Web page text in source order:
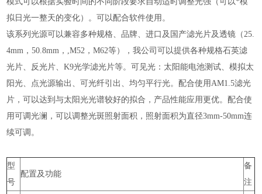
拟日光一整天的变化）。可以配合软件使用。
该系列光源可以兼容多种规格、品牌、进口及国产滤光片及透镜（25.
4mm，50.8mm，,M52，M62等），我公司可以提供各种规格石英滤
光片、反光片、K9光学滤光片等。可见光：太阳能电池测试、模拟太
阳光、点光源输出、可光纤引出、均匀平行光。配合使用AM1.5滤光
片，可以达到与太阳光光谱较好的拟合，产品性能应用更优。配合使
用可调光澜，可以调整光斑照射面积，照射面积为直径3mm-50mm连
续可调。
型
号
配置及功能
备
注